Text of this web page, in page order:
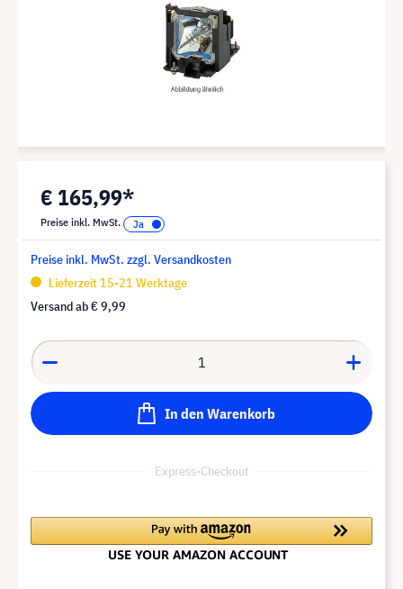
€ 165,99*
Preise inkl. MwSt.
Preise inkl. MwSt. zzgl. Versandkosten
Lieferzeit 15-21 Werktage
Versand ab€ 9,99
In den Warenkorb
Express-Checkout